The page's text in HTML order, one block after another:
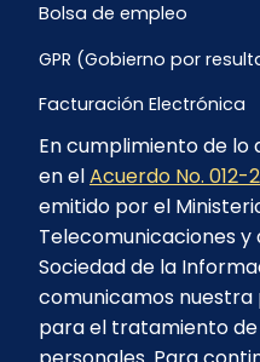
Bolsa de empleo
GPR (Gobierno por
Facturación Electrónica
Archivo Histórico de
Portal Ambiental y Social
Proyecto Geotérmico
Contratación consultoría
Reglamento de
En cumplimiento de lo
en elAcuerdo No. 012-
emitido por el
Telecomunicaciones y
Sociedad de la
comunicamos
para el tratamiento